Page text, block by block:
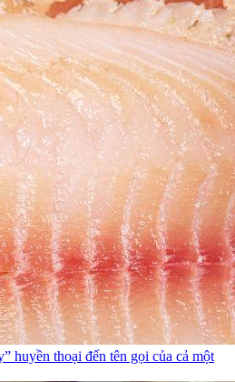
huyền thoại đến tên gọi của cả một